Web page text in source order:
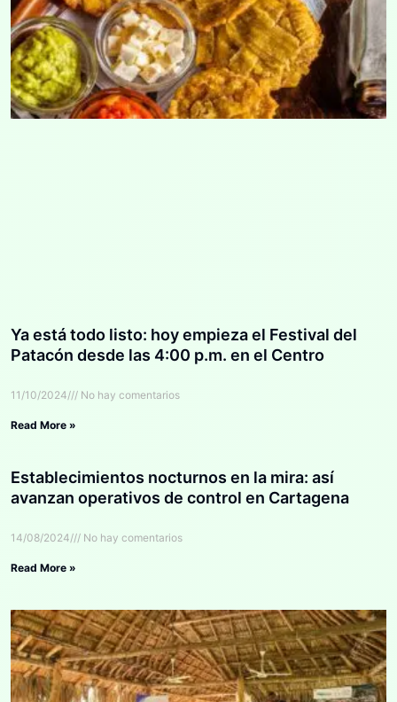
Ya está todo listo: hoy empieza el Festival del
Patacón desde las 4:00 p.m. en el Centro
11/10/2024 No hay comentarios
Read More »
Establecimientos nocturnos en la mira: así
avanzan operativos de control en Cartagena
14/08/2024 No hay comentarios
Read More »